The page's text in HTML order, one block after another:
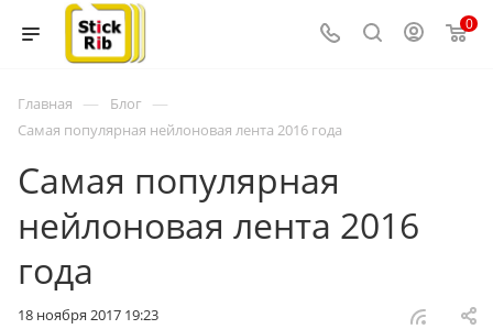
0
Главная — Блог —
Самая популярная нейлоновая лента 2016 года
Самая популярная
нейлоновая лента 2016
года
18 ноября 2017 19:23